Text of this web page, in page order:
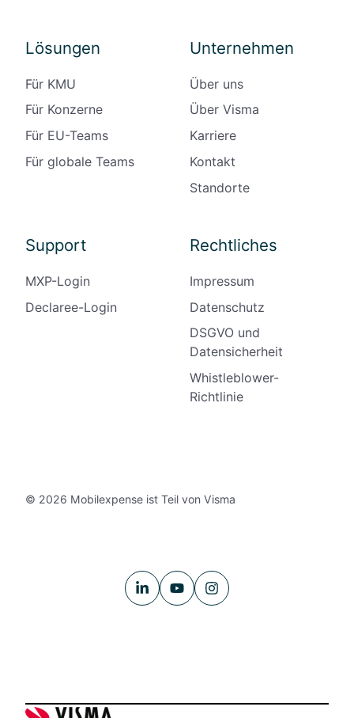
Lösungen
Für KMU
Für Konzerne
Für EU-Teams
Für globale Teams
Unternehmen
Über uns
Über Visma
Karriere
Kontakt
Standorte
Support
MXP-Login
Declaree-Login
Rechtliches
Impressum
Datenschutz
DSGVO und
Datensicherheit
Whistleblower-
Richtlinie
© 2026 Mobilexpense ist Teil von Visma